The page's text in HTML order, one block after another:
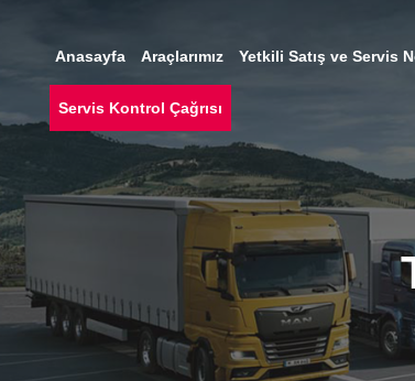
Anasayfa Araçlarımız Yetkili Satış ve Servis
Servis Kontrol Çağrısı